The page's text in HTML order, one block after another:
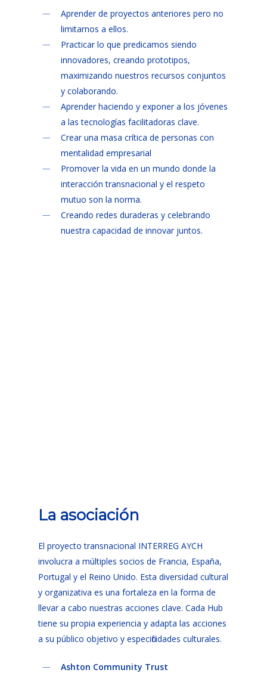
Aprender de proyectos anteriores pero no
limitarnos a ellos.
Practicar lo que predicamos siendo
innovadores, creando prototipos,
maximizando nuestros recursos conjuntos
y colaborando.
Aprender haciendo y exponer a los jóvenes
a las tecnologías facilitadoras clave.
Crear una masa crítica de personas con
mentalidad empresarial
Promover la vida en un mundo donde la
interacción transnacional y el respeto
mutuo son la norma.
Creando redes duraderas y celebrando
nuestra capacidad de innovar juntos.
La asociación
El proyecto transnacional INTERREG AYCH
involucra a múltiples socios de Francia, España,
Portugal y el Reino Unido. Esta diversidad cultural
y organizativa es una fortaleza en la forma de
llevar a cabo nuestras acciones clave. Cada Hub
tiene su propia experiencia y adapta las acciones
a su público objetivo y especificidades culturales.
Ashton Community Trust